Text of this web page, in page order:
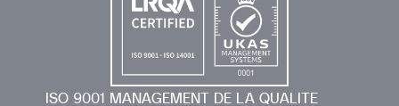
ISO 9001 MANAGEMENT DE LA QUALITE